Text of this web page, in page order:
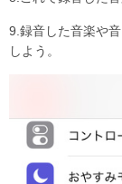
9.録音した音楽や
しよう。